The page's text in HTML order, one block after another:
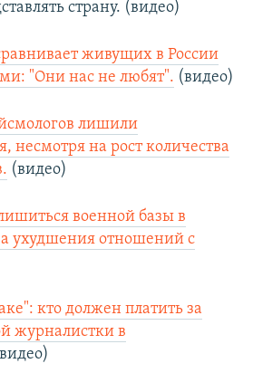
страну. (видео)
живущих в России
"Они нас не любят". (видео)
лишили
несмотря на рост количества
(видео)
военной базы в
ухудшения отношений с
кто должен платить за
журналистки в